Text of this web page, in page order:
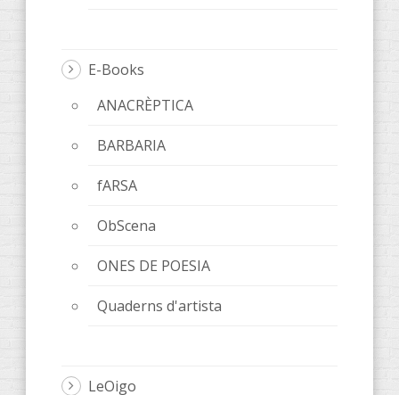
E-Books
ANACRÈPTICA
BARBARIA
fARSA
ObScena
ONES DE POESIA
Quaderns d'artista
LeOigo